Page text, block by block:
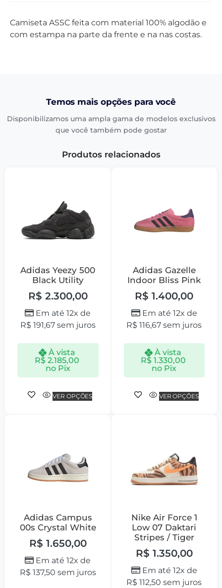
Camiseta ASSC feita com material 100% algodão e
com estampa na parte da frente e na nas costas.
Temos mais opções para você
Disponibilizamos uma ampla gama de modelos exclusivos
que você também pode gostar
Produtos relacionados
Adidas Yeezy 500
Black Utility
R$ 2.300,00
Em até 12x de
R$ 191,67sem juros
À vista
R$2.185,00
no Pix
VER OPÇÕES
Adidas Gazelle
Indoor Bliss Pink
R$ 1.400,00
Em até 12x de
R$ 116,67 sem juros
À vista
R$1.330,00
no Pix
VER OPÇÕES
Adidas Campus
00s Crystal White
R$ 1.650,00
Em até 12x de
R$ 137,50 sem juros
Nike Air Force 1
Low 07 Daktari
Stripes / Tiger
R$ 1.350,00
Em até 12x de
R$ 112,50 sem juros